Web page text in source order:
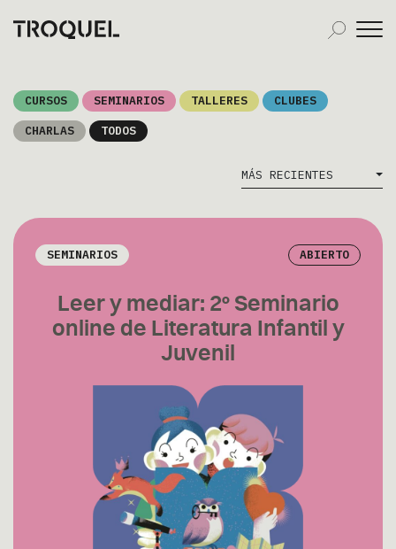
CURSOS SEMINARIOS TALLERES
CLUBES
CHARLAS
TODOS
MÁS RECIENTES
SEMINARIOS ABIERTO
Leer y mediar: 2° Seminario
online de Literatura Infantil y
Juvenil